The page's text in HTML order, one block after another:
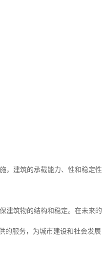
，建筑的承载能力、性和稳定性
建筑物的结构和稳定。在未来的
的服务，为城市建设和社会发展